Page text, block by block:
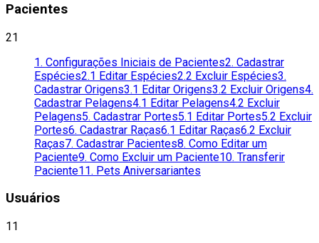
Pacientes
21
1. Configurações Iniciais de Pacientes2. Cadastrar
Espécies2.1 Editar Espécies2.2 Excluir Espécies3.
Cadastrar Origens3.1 Editar Origens3.2 Excluir Origens4.
Cadastrar Pelagens4.1 Editar Pelagens4.2 Excluir
Pelagens5. Cadastrar Portes5.1 Editar Portes5.2 Excluir
Portes6. Cadastrar Raças6.1 Editar Raças6.2 Excluir
Raças7. Cadastrar Pacientes8. Como Editar um
Paciente9. Como Excluir um Paciente10. Transferir
Paciente11. Pets Aniversariantes
Usuários
11